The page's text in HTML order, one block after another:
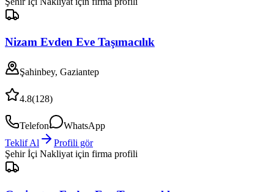
Nizam Evden Eve Taşımacılık
Şahinbey, Gaziantep
4.8(128)
Telefon
WhatsApp
Teklif Al
Profili gör
Şehir İçi Nakliyat için firma profili